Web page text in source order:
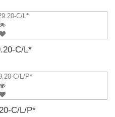
C/L*
C/L/P*